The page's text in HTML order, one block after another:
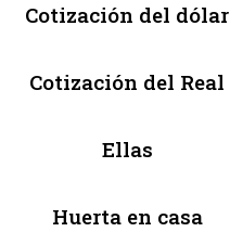
Cotización del dólar
Cotización del Real
Ellas
Huerta en casa